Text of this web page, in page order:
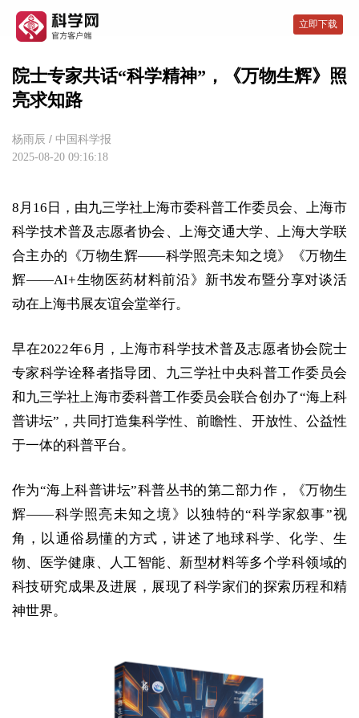
院士专家共话“科学精神”，《万物生辉》照
亮求知路
杨雨辰 / 中国科学报
2025-08-20 09:16:18
8月16日，由九三学社上海市委科普工作委员会、上海市
科学技术普及志愿者协会、上海交通大学、上海大学联
合主办的《万物生辉——科学照亮未知之境》《万物生
辉——AI+生物医药材料前沿》新书发布暨分享对谈活
动在上海书展友谊会堂举行。
早在2022年6月，上海市科学技术普及志愿者协会 院士
专家科学诠释者指导团、九三学社中央科普工作委员会
和九三学社上海市委科普工作委员会联合创办了“海上科
普讲坛”，共同打造集科学性、前瞻性、开放性、公益性
于一体的科普平台。
作为“海上科普讲坛”科普丛书的第二部力作，《万物生
辉——科学照亮未知之境》以独特的“科学家叙事”视
角，以通俗易懂的方式，讲述了地球科学、化学、生
物、医学健康、人工智能、新型材料等多个学科领域的
科技研究成果及进展，展现了科学家们的探索历程和精
神世界。
立即下载